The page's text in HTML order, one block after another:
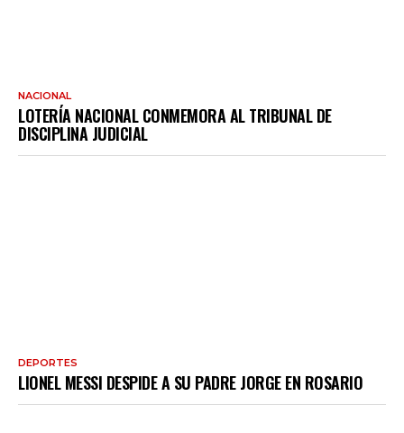
NACIONAL
LOTERÍA NACIONAL CONMEMORA AL TRIBUNAL DE
DISCIPLINA JUDICIAL
DEPORTES
LIONEL MESSI DESPIDE A SU PADRE JORGE EN ROSARIO